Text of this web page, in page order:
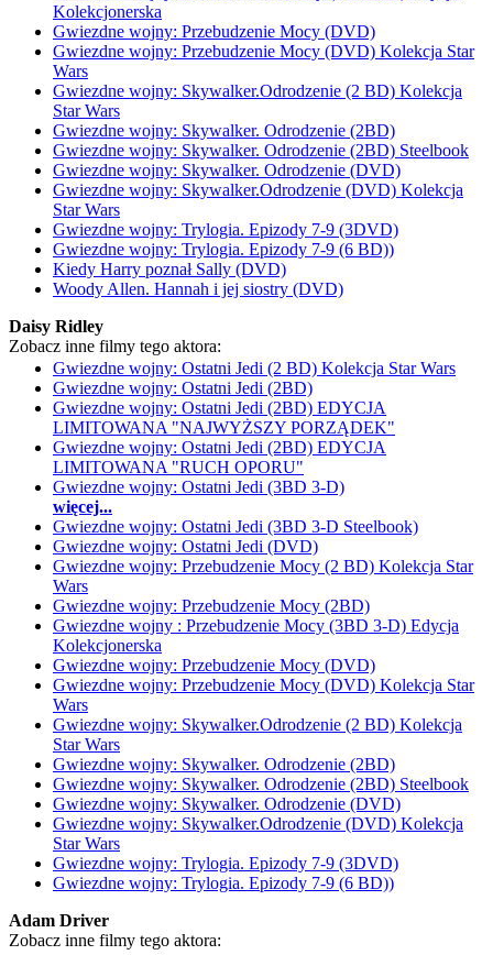
Kolekcjonerska
Gwiezdne wojny: Przebudzenie Mocy (DVD)
Gwiezdne wojny: Przebudzenie Mocy (DVD) Kolekcja Star
Wars
Gwiezdne wojny: Skywalker.Odrodzenie (2 BD) Kolekcja
Star Wars
Gwiezdne wojny: Skywalker. Odrodzenie (2BD)
Gwiezdne wojny: Skywalker. Odrodzenie (2BD) Steelbook
Gwiezdne wojny: Skywalker. Odrodzenie (DVD)
Gwiezdne wojny: Skywalker.Odrodzenie (DVD) Kolekcja
Star Wars
Gwiezdne wojny: Trylogia. Epizody 7-9 (3DVD)
Gwiezdne wojny: Trylogia. Epizody 7-9 (6 BD))
Kiedy Harry poznał Sally (DVD)
Woody Allen. Hannah i jej siostry (DVD)
Daisy Ridley
Zobacz inne filmy tego aktora:
Gwiezdne wojny: Ostatni Jedi (2 BD) Kolekcja Star Wars
Gwiezdne wojny: Ostatni Jedi (2BD)
Gwiezdne wojny: Ostatni Jedi (2BD) EDYCJA
LIMITOWANA "NAJWYŻSZY PORZĄDEK"
Gwiezdne wojny: Ostatni Jedi (2BD) EDYCJA
LIMITOWANA "RUCH OPORU"
Gwiezdne wojny: Ostatni Jedi (3BD 3-D)
więcej...
Gwiezdne wojny: Ostatni Jedi (3BD 3-D Steelbook)
Gwiezdne wojny: Ostatni Jedi (DVD)
Gwiezdne wojny: Przebudzenie Mocy (2 BD) Kolekcja Star
Wars
Gwiezdne wojny: Przebudzenie Mocy (2BD)
Gwiezdne wojny : Przebudzenie Mocy (3BD 3-D) Edycja
Kolekcjonerska
Gwiezdne wojny: Przebudzenie Mocy (DVD)
Gwiezdne wojny: Przebudzenie Mocy (DVD) Kolekcja Star
Wars
Gwiezdne wojny: Skywalker.Odrodzenie (2 BD) Kolekcja
Star Wars
Gwiezdne wojny: Skywalker. Odrodzenie (2BD)
Gwiezdne wojny: Skywalker. Odrodzenie (2BD) Steelbook
Gwiezdne wojny: Skywalker. Odrodzenie (DVD)
Gwiezdne wojny: Skywalker.Odrodzenie (DVD) Kolekcja
Star Wars
Gwiezdne wojny: Trylogia. Epizody 7-9 (3DVD)
Gwiezdne wojny: Trylogia. Epizody 7-9 (6 BD))
Adam Driver
Zobacz inne filmy tego aktora: